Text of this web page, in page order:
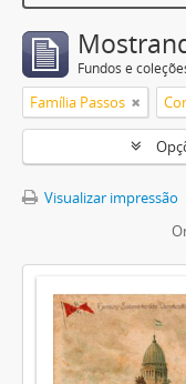
Fundos e
Família Passos
Visualizar impressão